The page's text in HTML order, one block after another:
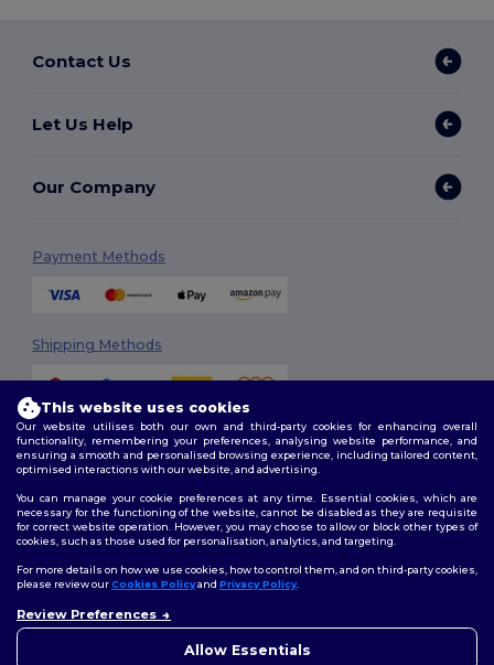
Contact Us
Let Us Help
Our Company
Payment Methods
Shipping Methods
2026. All Rights Reserved
Terms & Conditions| Customization Policy
Policy|Site Map
Follow Us
This website uses cookies
Our website utilises both our own and third-party cookies for enhancing overall
functionality, remembering your preferences, analysing website performance, and
ensuring a smooth and personalised browsing experience, including tailored content,
optimised interactions with our website, and advertising.
You can manage your cookie preferences at any time. Essential cookies, which are
necessary for the functioning of the website, cannot be disabled as they are requisite
for correct website operation. However, you may choose to allow or block other types of
cookies, such as those used for personalisation, analytics, and targeting.
For more details on how we use cookies, how to control them, and on third-party cookies,
please review ourCookies Policyand Privacy Policy.
Review Preferences
Allow Essentials
nebo obavy, můžete nás